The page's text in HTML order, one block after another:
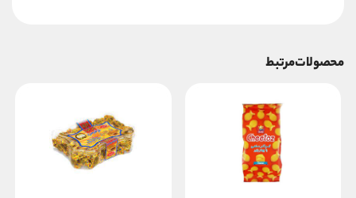
محصولات مرتبط